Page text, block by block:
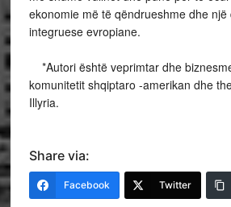
ekonomie më të qëndrueshme dhe një
integruese evropiane.
*Autori është veprimtar dhe
komunitetit shqiptaro -amerikan dhe
Illyria.
Share via:
Facebook Twitter